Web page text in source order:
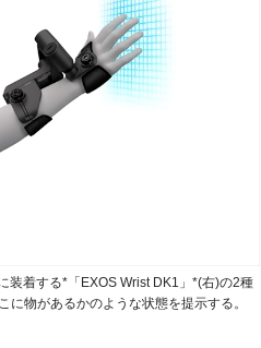
装着する*「EXOS Wrist DK1」*(右)の2種
物があるかのような状態を提示する。